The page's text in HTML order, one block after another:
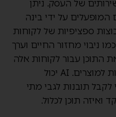
של העסק. ניתן
על ידי בינה
ספציפיות של לקוחות
ניבוי מחזור החיים וערך
התוכן עבור לקוחות אלה
באמצעות המלצות דינמיות למוצרים. AI יכול
תובנות לגבי מתי
ואיזה תוכן לכלול.